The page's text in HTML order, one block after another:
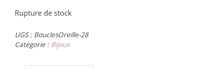
Rupture de stock
UGS : BouclesOreille-28
Catégorie : Bijoux